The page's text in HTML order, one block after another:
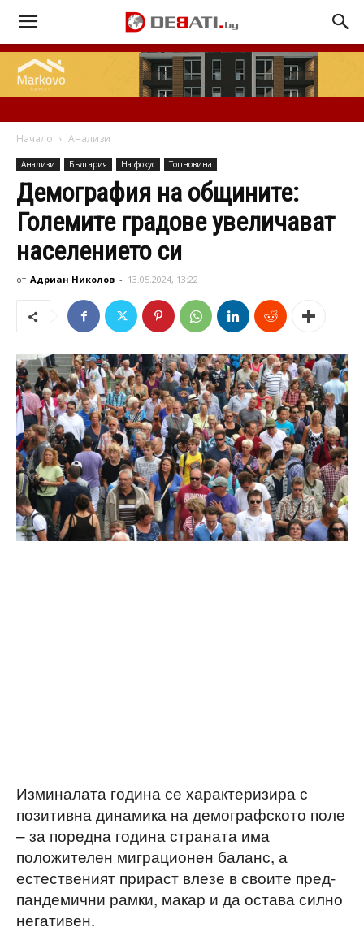
Начало Анализи
Анализи България На фокус Топновина
Демография на общините:
Големите градове увеличават
населението си
от Адриан Николов - 13.05.2024, 13:22
Изминалата година се характеризира с
позитивна динамика на демографското поле
– за поредна година страната има
положителен миграционен баланс, а
естественият прираст влезе в своите пред-
пандемични рамки, макар и да остава силно
негативен.